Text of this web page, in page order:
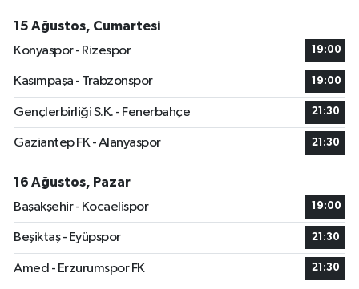
15 Ağustos, Cumartesi
Konyaspor - Rizespor
19:00
Kasımpaşa - Trabzonspor 19:00
Gençlerbirliği S.K. - Fenerbahçe 21:30
Gaziantep FK - Alanyaspor 21:30
16 Ağustos, Pazar
Başakşehir - Kocaelispor
19:00
Beşiktaş - Eyüpspor 21:30
Amed - Erzurumspor FK 21:30